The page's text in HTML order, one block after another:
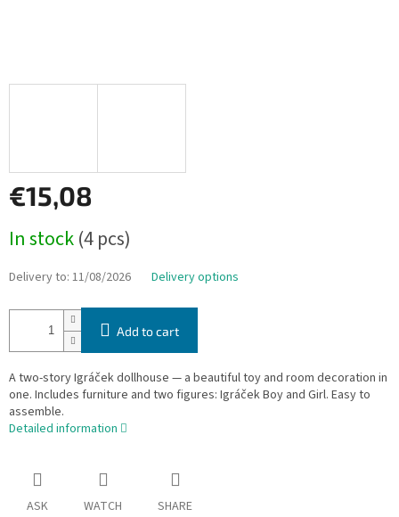
€15,08
price:
In stock(4 pcs)
Delivery to: 11/08/2026 Delivery options
Add to cart
A two-story Igráček dollhouse — a beautiful toy and room decoration in
one. Includes furniture and two figures: Igráček Boy and Girl. Easy to
assemble.
Detailed information
ASK WATCH SHARE